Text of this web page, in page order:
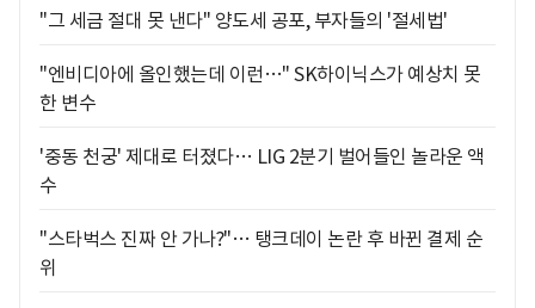
"그 세금 절대 못 낸다" 양도세 공포, 부자들의 '절세법'
"엔비디아에 올인했는데 이런…" SK하이닉스가 예상치 못
한 변수
'중동 천궁' 제대로 터졌다… LIG 2분기 벌어들인 놀라운 액
수
"스타벅스 진짜 안 가나?"… 탱크데이 논란 후 바뀐 결제 순
위